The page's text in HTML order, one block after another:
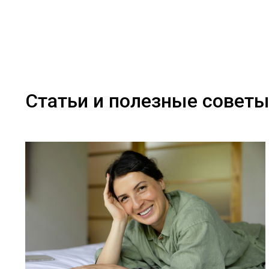
Статьи и полезные советы